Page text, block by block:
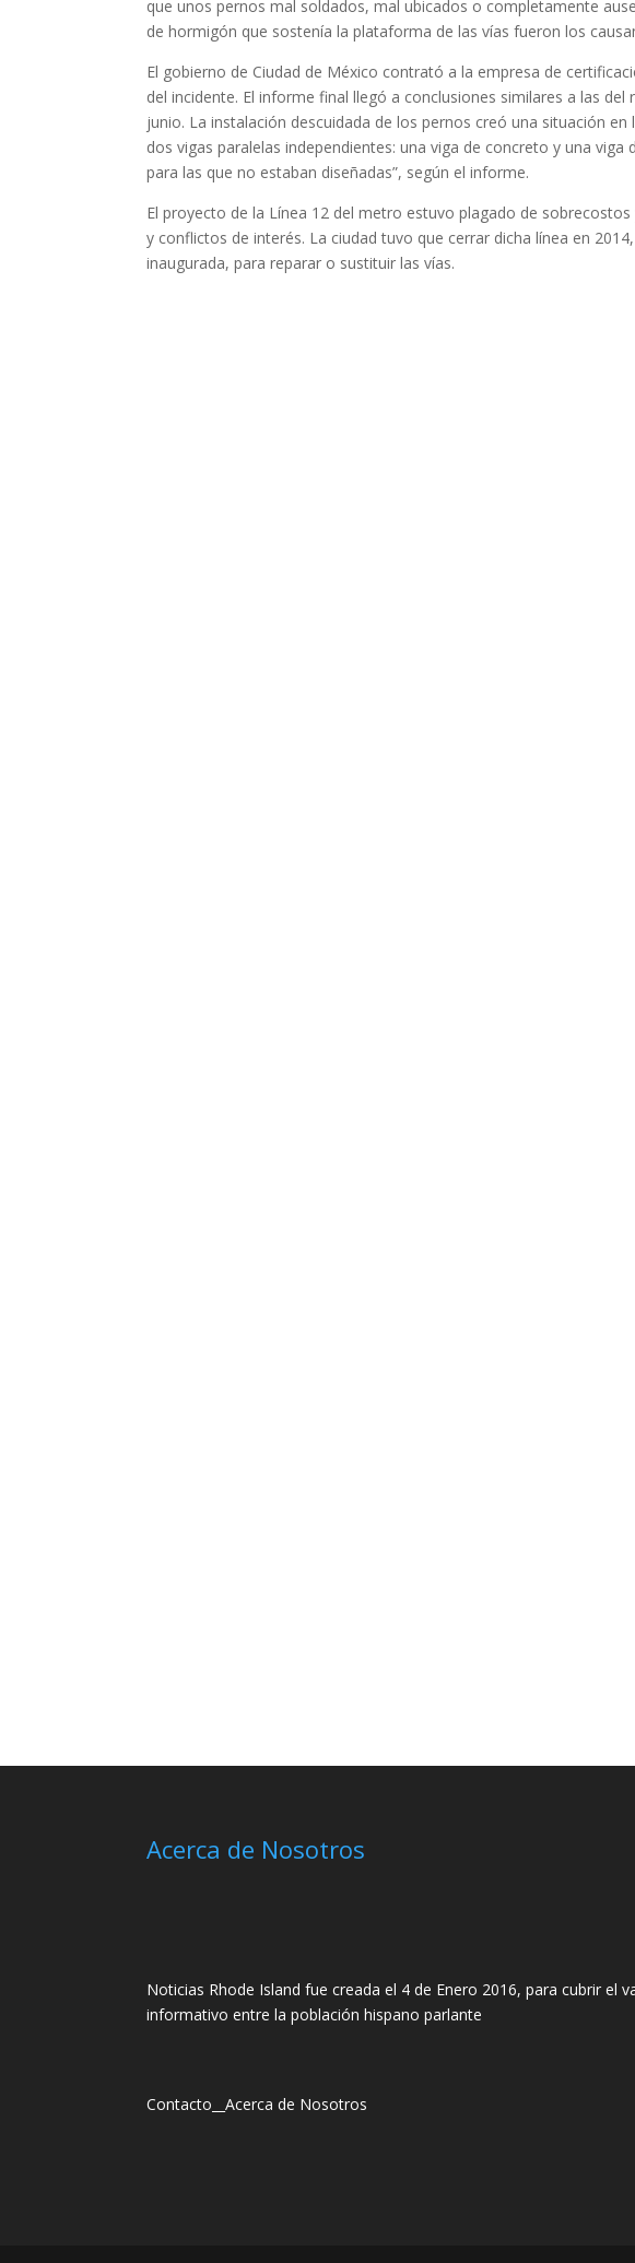
que unos pernos mal soldados, mal ubicados o completamente
de hormigón que sostenía la plataforma de las vías fueron los
El gobierno de Ciudad de México contrató a la empresa de
del incidente. El informe final llegó a conclusiones similares a las
junio. La instalación descuidada de los pernos creó una situación
dos vigas paralelas independientes: una viga de concreto y una
para las que no estaban diseñadas”, según el informe.
El proyecto de la Línea 12 del metro estuvo plagado de
y conflictos de interés. La ciudad tuvo que cerrar dicha línea en
inaugurada, para reparar o sustituir las vías.
Acerca de Nosotros
Noticias Rhode Island fue creada el 4 de Enero 2016, para cubrir el
informativo entre la población hispano parlante
Contacto __Acerca de Nosotros